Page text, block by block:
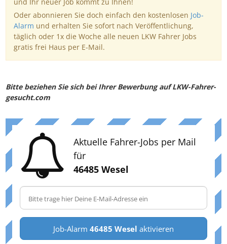
Oder abonnieren Sie doch einfach den kostenlosen Job-
Alarm und erhalten Sie sofort nach Veröffentlichung,
täglich oder 1x die Woche alle neuen LKW Fahrer Jobs
gratis frei Haus per E-Mail.
Bitte beziehen Sie sich bei Ihrer Bewerbung auf LKW-Fahrer-
gesucht.com
Aktuelle Fahrer-Jobs per Mail
für
46485 Wesel
Job-Alarm 46485 Wesel aktivieren